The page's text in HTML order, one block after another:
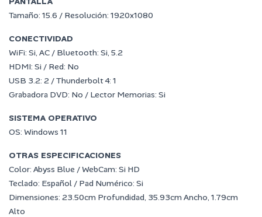
Tamaño: 15.6 / Resolución: 1920x1080
CONECTIVIDAD
WiFi: Si, AC / Bluetooth: Si, 5.2
HDMI: Si / Red: No
USB 3.2: 2 / Thunderbolt 4: 1
Grabadora DVD: No / Lector Memorias: Si
SISTEMA OPERATIVO
OS: Windows 11
OTRAS ESPECIFICACIONES
Color: Abyss Blue / WebCam: Si HD
Teclado: Español / Pad Numérico: Si
Dimensiones: 23.50cm Profundidad, 35.93cm Ancho, 1.79cm
Alto